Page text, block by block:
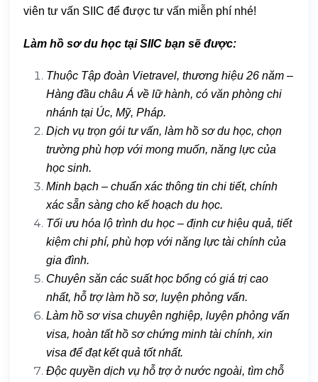
viên tư vấn SIIC để được tư vấn miễn phí nhé!
Làm hồ sơ du học tại SIIC bạn sẽ được:
Thuộc Tập đoàn Vietravel, thương hiệu 26 năm –
Hàng đầu châu Á về lữ hành, có văn phòng chi
nhánh tại Úc, Mỹ, Pháp.
Dịch vụ trọn gói tư vấn, làm hồ sơ du học, chọn
trường phù hợp với mong muốn, năng lực của
học sinh.
Minh bạch – chuẩn xác thông tin chi tiết, chính
xác sẵn sàng cho kế hoạch du học.
Tối ưu hóa lộ trình du học – định cư hiệu quả, tiết
kiệm chi phí, phù hợp với năng lực tài chính của
gia đình.
Chuyên săn các suất học bổng có giá trị cao
nhất, hỗ trợ làm hồ sơ, luyện phỏng vấn.
Làm hồ sơ visa chuyên nghiệp, luyện phỏng vấn
visa, hoàn tất hồ sơ chứng minh tài chính, xin
visa để đạt kết quả tốt nhất.
Độc quyền dịch vụ hỗ trợ ở nước ngoài, tìm chỗ